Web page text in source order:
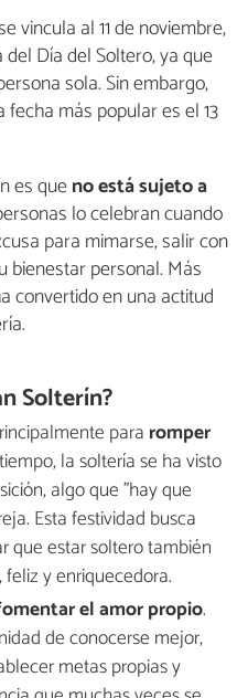
vincula al 11 de noviembre,
Día del Soltero, ya que
sola. Sin embargo,
más popular es el 13
es queno está sujeto a
lo celebran cuando
para mimarse, salir con
bienestar personal. Más
convertido en una actitud
Solterín?
para romper
la soltería se ha visto
algo que "hay que
Esta festividad busca
que estar soltero también
y enriquecedora.
el amor propio.
de conocerse mejor,
metas propias y